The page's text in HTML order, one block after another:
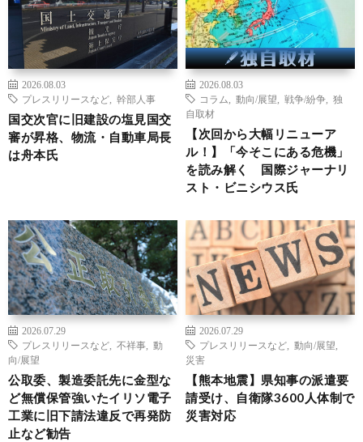
2026.08.03
プレスリリースなど
幹部人事
国交次官に旧建設の塩見国交
審が昇格、物流・自動車局長
は舟本氏
2026.08.03
コラム
動向/展望 戦争/紛争
独
自取材
【次回から大幅リニューア
ル！】「今そこにある危機」
を読み解く 国際ジャーナリ
スト・ビニシウス氏
2026.07.29
プレスリリースなど
不祥事
動
向/展望
公取委、製造委託先に金型な
ど無償保管強いたイリソ電子
工業に旧下請法違反で再発防
止など勧告
2026.07.29
プレスリリースなど
動向/展望
災害
【熊本地震】県知事の派遣要
請受け、自衛隊3600人体制で
災害対応